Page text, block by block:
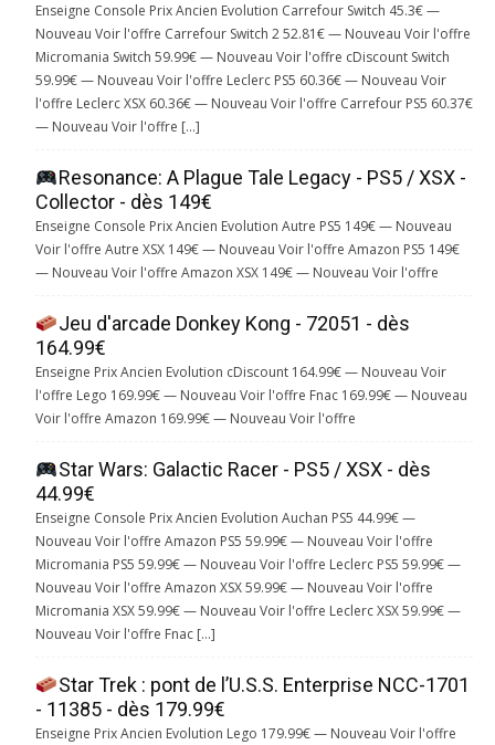
Enseigne Console Prix Ancien Evolution Carrefour Switch 45.3€ —
Nouveau Voir l'offre Carrefour Switch 2 52.81€ — Nouveau Voir l'offre
Micromania Switch 59.99€ — Nouveau Voir l'offre cDiscount Switch
59.99€ — Nouveau Voir l'offre Leclerc PS5 60.36€ — Nouveau Voir
l'offre Leclerc XSX 60.36€ — Nouveau Voir l'offre Carrefour PS5 60.37€
— Nouveau Voir l'offre […]
Resonance: A Plague Tale Legacy - PS5 / XSX -
Collector - dès 149€
Enseigne Console Prix Ancien Evolution Autre PS5 149€ — Nouveau
Voir l'offre Autre XSX 149€ — Nouveau Voir l'offre Amazon PS5 149€
— Nouveau Voir l'offre Amazon XSX 149€ — Nouveau Voir l'offre
Jeu d'arcade Donkey Kong - 72051 - dès
164.99€
Enseigne Prix Ancien Evolution cDiscount 164.99€ — Nouveau Voir
l'offre Lego 169.99€ — Nouveau Voir l'offre Fnac 169.99€ — Nouveau
Voir l'offre Amazon 169.99€ — Nouveau Voir l'offre
Star Wars: Galactic Racer - PS5 / XSX - dès
44.99€
Enseigne Console Prix Ancien Evolution Auchan PS5 44.99€ —
Nouveau Voir l'offre Amazon PS5 59.99€ — Nouveau Voir l'offre
Micromania PS5 59.99€ — Nouveau Voir l'offre Leclerc PS5 59.99€ —
Nouveau Voir l'offre Amazon XSX 59.99€ — Nouveau Voir l'offre
Micromania XSX 59.99€ — Nouveau Voir l'offre Leclerc XSX 59.99€ —
Nouveau Voir l'offre Fnac […]
Star Trek : pont de l’U.S.S. Enterprise NCC-1701
- 11385 - dès 179.99€
Enseigne Prix Ancien Evolution Lego 179.99€ — Nouveau Voir l'offre